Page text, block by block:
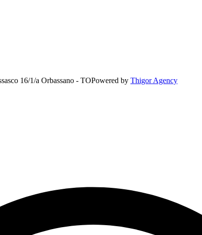
16/1/a Orbassano - TOPowered by Thigor Agency